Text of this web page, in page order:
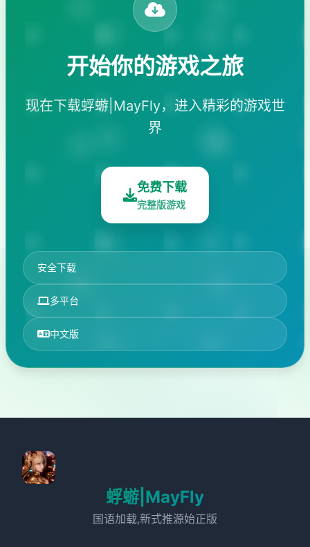
开始你的游戏之旅
现在下载蜉蝣|MayFly，进入精彩的游戏世
界
免费下载
完整版游戏
安全下载
多平台
中文版
蜉蝣|MayFly
国语加载,新式推源始正版